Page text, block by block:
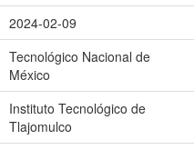
2024-02-09
Tecnológico Nacional de
México
Instituto Tecnológico de
Tlajomulco